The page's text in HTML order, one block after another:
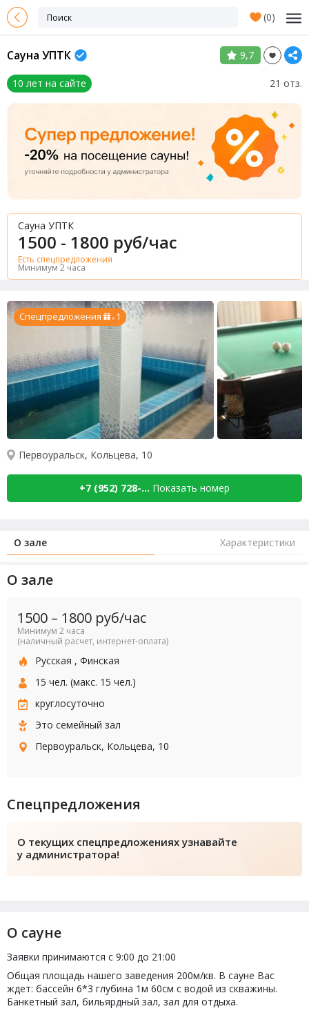
(0)
Сауна УПТК 9,7
10 лет на сайте 21 отз.
Сауна УПТК
1500 - 1800 руб/час
Есть спецпредложения
Минимум 2 часа
Спецпредложения x 1
Первоуральск, Кольцева, 10
+7 (952) 728-... Показать номер
О зале Характеристики
О зале
1500 – 1800 руб/час
Минимум 2 часа
(наличный расчет, интернет-оплата)
Русская , Финская
15 чел. (макс. 15 чел.)
круглосуточно
Это семейный зал
Первоуральск, Кольцева, 10
Спецпредложения
О текущих спецпредложениях узнавайте
у администратора!
О сауне
Заявки принимаются с 9:00 до 21:00
Общая площадь нашего заведения 200м/кв. В сауне Вас
ждет: бассейн 6*3 глубина 1м 60см с водой из скважины.
Банкетный зал, бильярдный зал, зал для отдыха.